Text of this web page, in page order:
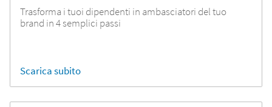
Trasforma i tuoi dipendenti in ambasciatori del tuo
brand in 4 semplici passi
Scarica subito